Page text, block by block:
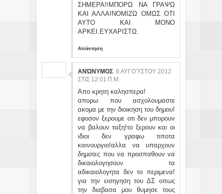
ΣΗΜΕΡΑ!!ΜΠΟΡΩ ΝΑ ΓΡΑΨΩ
ΚΑΙ ΑΛΛΑ!ΝΟΜΙΖΩ ΟΜΩΣ ΟΤΙ
ΑΥΤΟ ΚΑΙ ΜΟΝΟ
ΑΡΚΕΙ.ΕΥΧΑΡΙΣΤΩ.
Απάντηση
ΑΝΏΝΥΜΟΣ 6 ΑΥΓΟΎΣΤΟΥ 2012
ΣΤΙΣ 12:01 Π.Μ.
Απο κρητη καλησπερα!
απορω που ασχολουμαστε
ακομα με την διοικηση του δημου!
εφοσον ξερουμε οτι δεν μπορουν
να βαλουν ταξη!το ξερουν και οι
ιδιοι δεν γραφω τιποτα
καινουργιο!αλλα να υπαρχουν
δημοτες που να προσπαθουν να
δικαιολογησουν τα
αδικαιολογητα δεν το περιμενα!
για την εισηγηση του ΔΣ οπως
την διαβασα μου θυμησε τους